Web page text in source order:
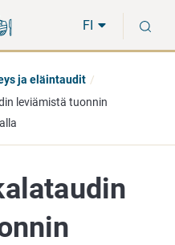
FI
ja eläintaudit
leviämistä tuonnin